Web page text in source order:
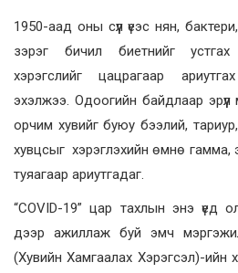
1950-аад оны сүүл үеэс нян,
зэрэг бичил биетнийг
хэрэгслийг цацрагаар
эхэлжээ. Одоогийн байдлаар эрүүл
орчим хувийг буюу бээлий,
хувцсыг хэрэглэхийн өмнө гамма,
туяагаар ариутгадаг.
“COVID-19” цар тахлын энэ үед
дээр ажиллаж буй эмч
(Хувийн Хамгаалах Хэрэгсэл)-ийн